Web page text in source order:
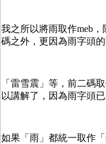
我之所以將雨取作meb
碼之外，更因為雨字頭
「雷雪震」等，前二碼
以講解了，因為雨字頭
如果「雨」都統一取作